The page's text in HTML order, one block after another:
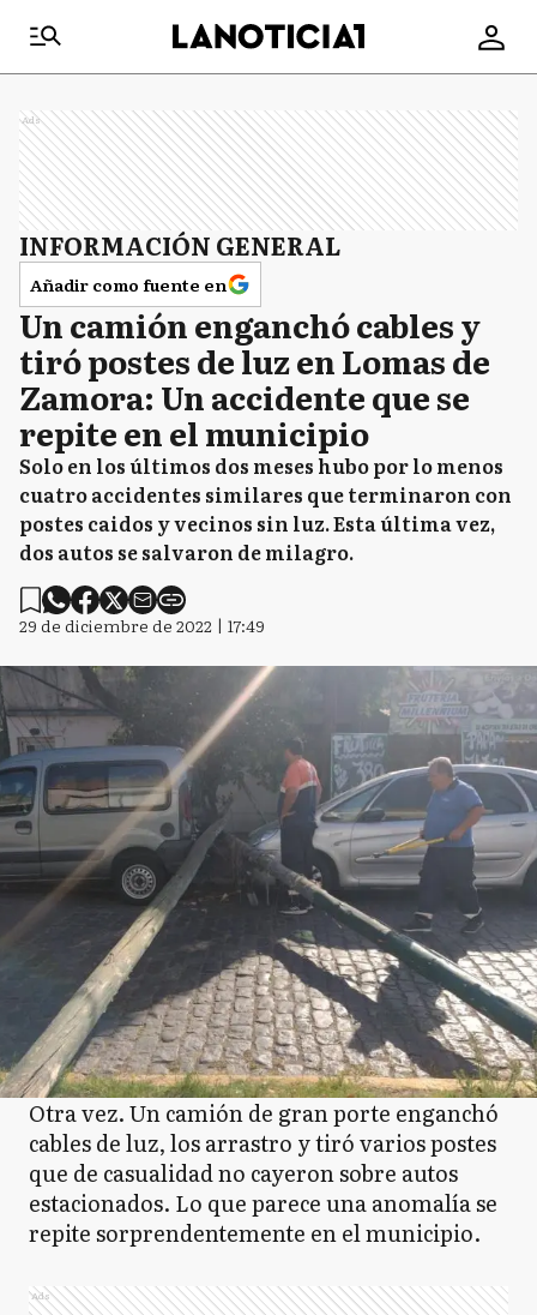
Ads
INFORMACIÓN GENERAL
Añadir como fuente en
Un camión enganchó cables y
tiró postes de luz en Lomas de
Zamora: Un accidente que se
repite en el municipio
Solo en los últimos dos meses hubo por lo menos
cuatro accidentes similares que terminaron con
postes caidos y vecinos sin luz. Esta última vez,
dos autos se salvaron de milagro.
29 de diciembre de 2022 | 17:49
Otra vez. Un camión de gran porte enganchó
cables de luz, los arrastro y tiró varios postes
que de casualidad no cayeron sobre autos
estacionados. Lo que parece una anomalía se
repite sorprendentemente en el municipio.
Ads